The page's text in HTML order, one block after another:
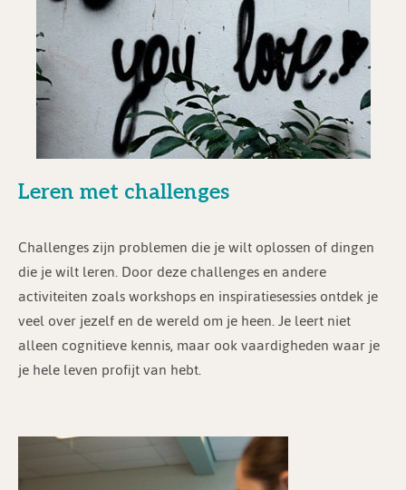
Leren met challenges
Challenges zijn problemen die je wilt oplossen of dingen
die je wilt leren. Door deze challenges en andere
activiteiten zoals workshops en inspiratiesessies ontdek je
veel over jezelf en de wereld om je heen. Je leert niet
alleen cognitieve kennis, maar ook vaardigheden waar je
je hele leven profijt van hebt.